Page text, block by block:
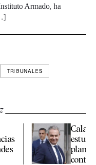
Armado, ha
TRIBUNALES
contra